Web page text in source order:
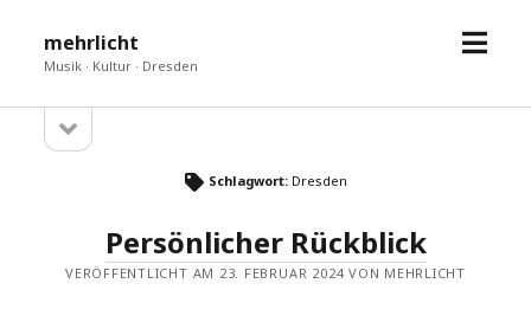
mehrlicht
Musik · Kultur · Dresden
Menü
Sidebar
öffnen
Schlagwort: Dresden
Persönlicher Rückblick
VERÖFFENTLICHT AM 23. FEBRUAR 2024 VON MEHRLICHT